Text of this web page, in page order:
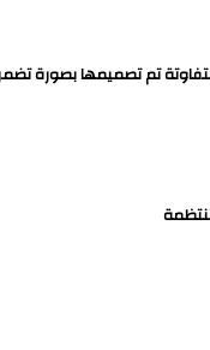
تم تصميمها بصورة